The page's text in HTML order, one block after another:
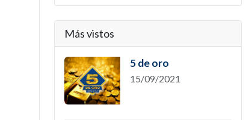
Más vistos
5 de oro
15/09/2021